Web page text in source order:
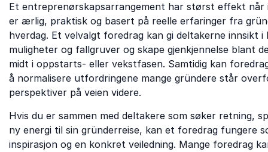
Et entreprenørskapsarrangement har størst effekt når
er ærlig, praktisk og basert på reelle erfaringer fra
hverdag. Et velvalgt foredrag kan gi deltakerne innsikt i
muligheter og fallgruver og skape gjenkjennelse blant
midt i oppstarts- eller vekstfasen. Samtidig kan
å normalisere utfordringene mange gründere står
perspektiver på veien videre.
Hvis du er sammen med deltakere som søker retning,
ny energi til sin gründerreise, kan et foredrag fungere
inspirasjon og en konkret veiledning. Mange foredrag